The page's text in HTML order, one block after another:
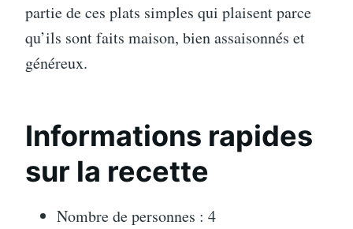
partie de ces plats simples qui plaisent parce
qu’ils sont faits maison, bien assaisonnés et
généreux.
Informations rapides
sur la recette
Nombre de personnes : 4